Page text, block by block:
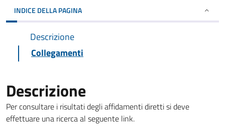
INDICE DELLA PAGINA
Descrizione
Collegamenti
Descrizione
Per consultare i risultati degli affidamenti diretti si deve
effettuare una ricerca al seguente link.